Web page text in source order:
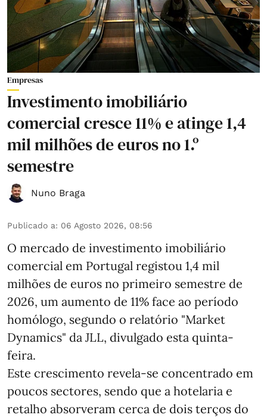
Empresas
Investimento imobiliário
comercial cresce 11% e atinge 1,4
mil milhões de euros no 1.º
semestre
Nuno Braga
Publicado a: 06 Agosto 2026, 08:56
O mercado de investimento imobiliário
comercial em Portugal registou 1,4 mil
milhões de euros no primeiro semestre de
2026, um aumento de 11% face ao período
homólogo, segundo o relatório "Market
Dynamics" da JLL, divulgado esta quinta-
feira.
Este crescimento revela-se concentrado em
poucos sectores, sendo que a hotelaria e
retalho absorveram cerca de dois terços do